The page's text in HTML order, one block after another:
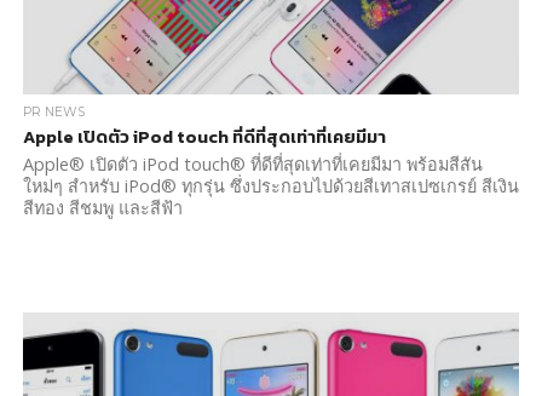
PR NEWS
Apple เปิดตัว iPod touch ที่ดีที่สุดเท่าที่เคยมีมา
Apple® เปิดตัว iPod touch® ที่ดีที่สุดเท่าที่เคยมีมา พร้อมสีสัน
ใหม่ๆ สำหรับ iPod® ทุกรุ่น ซึ่งประกอบไปด้วยสีเทาสเปซเกรย์ สีเงิน
สีทอง สีชมพู และสีฟ้า